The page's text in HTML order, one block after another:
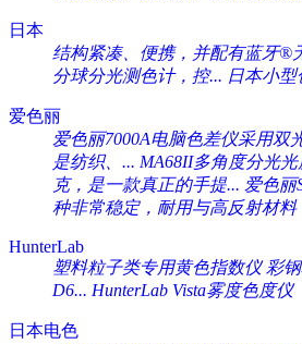
日本
结构紧凑、便携，并配有蓝牙®
分球分光测色计，控... 日本小型
爱色丽
爱色丽7000A电脑色差仪采用双
是纺织、... MA68II多角度分光
克，是一款真正的手提... 爱色丽
种非常稳定，耐用与高反射材料
HunterLab
塑料粒子类专用黄色指数仪 彩
D6... HunterLab Vista雾度色度仪
日本电色